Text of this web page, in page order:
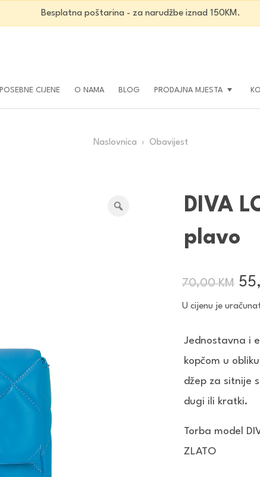
Besplatna poštarina - za narudžbe iznad 150KM.
POSEBNE CIJENE O NAMA BLOG PRODAJNA MJESTA
Naslovnica › Obavijest
DIVA
plavo
70,00KM
je:
U cijenu je
Jednostavna i
kopčom u
džep za sitnije
dugi ili kratki.
Torba model
ZLATO